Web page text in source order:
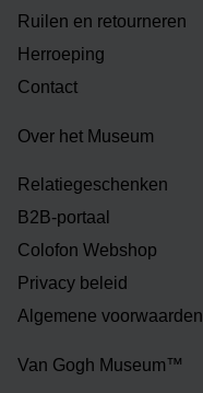
Ruilen en retourneren
Herroeping
Contact
Over het Museum
Relatiegeschenken
B2B-portaal
Colofon Webshop
Privacy beleid
Algemene voorwaarden
Van Gogh Museum™